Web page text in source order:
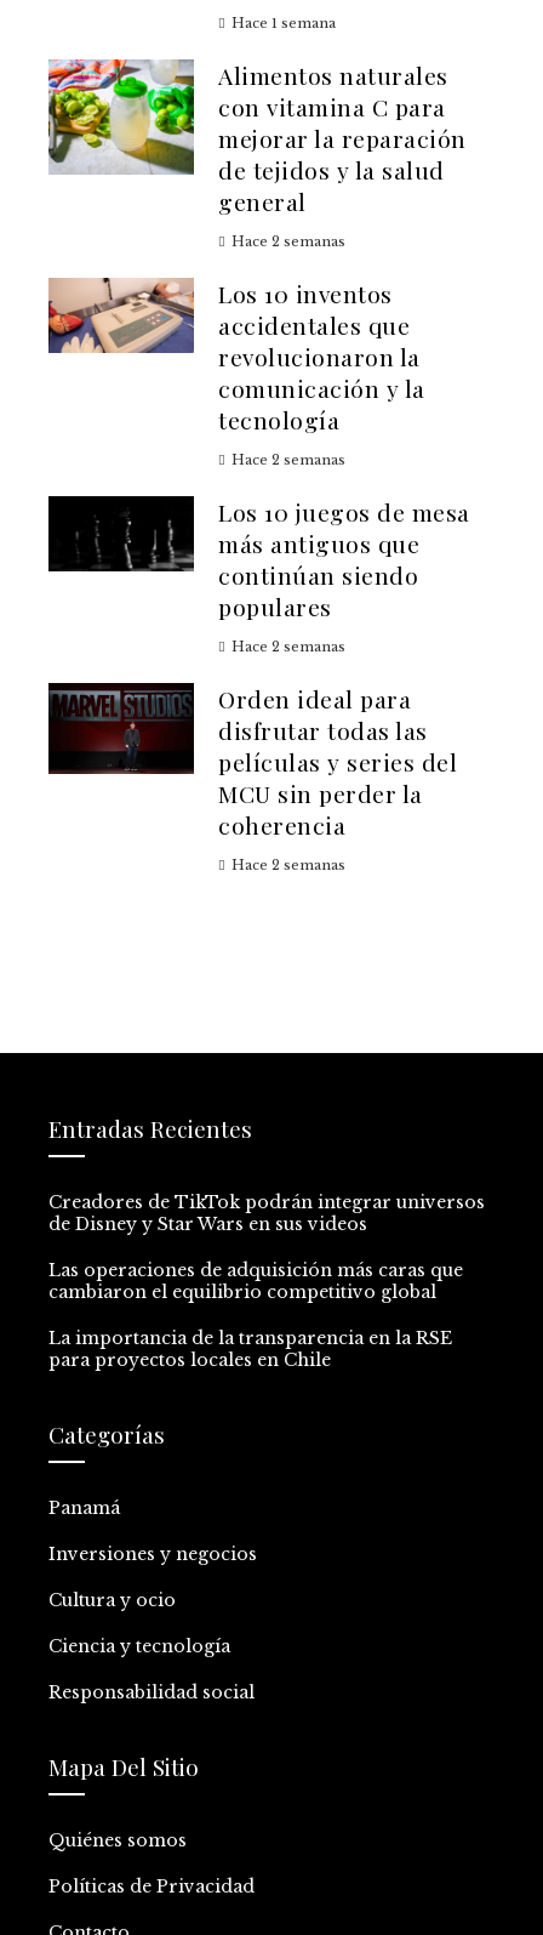
Hace 1 semana
Alimentos naturales
con vitamina C para
mejorar la reparación
de tejidos y la salud
general
Hace 2 semanas
Los 10 inventos
accidentales que
revolucionaron la
comunicación y la
tecnología
Hace 2 semanas
Los 10 juegos de mesa
más antiguos que
continúan siendo
populares
Hace 2 semanas
Orden ideal para
disfrutar todas las
películas y series del
MCU sin perder la
coherencia
Hace 2 semanas
Entradas Recientes
Creadores de TikTok podrán integrar universos
de Disney y Star Wars en sus videos
Las operaciones de adquisición más caras que
cambiaron el equilibrio competitivo global
La importancia de la transparencia en la RSE
para proyectos locales en Chile
Categorías
Panamá
Inversiones y negocios
Cultura y ocio
Ciencia y tecnología
Responsabilidad social
Mapa Del Sitio
Quiénes somos
Políticas de Privacidad